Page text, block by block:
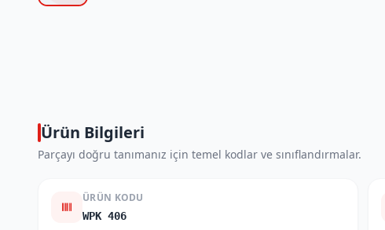
Ürün Bilgileri
Parçayı doğru tanımanız için temel kodlar ve sınıflandırmalar.
ÜRÜN KODU
WPK 406